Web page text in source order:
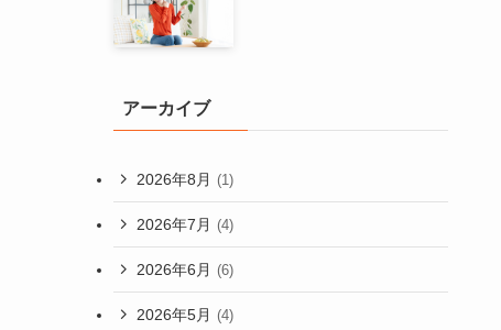
アーカイブ
2026年8月 (1)
2026年7月 (4)
2026年6月 (6)
2026年5月 (4)